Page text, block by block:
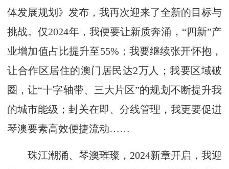
体发展规划》发布，我再次迎来了全新的目标与
挑战。仅2024年，我便要让新质奔涌，“四新”产
业增加值占比提升至55%；我要继续张开怀抱，
让合作区居住的澳门居民达2万人；我要区域破
圈，让“十字轴带、三大片区”的规划不断提升我
的城市能级；封关在即、分线管理，我更要促进
琴澳要素高效便捷流动……
珠江潮涌、琴澳璀璨，2024新章开启，我迎